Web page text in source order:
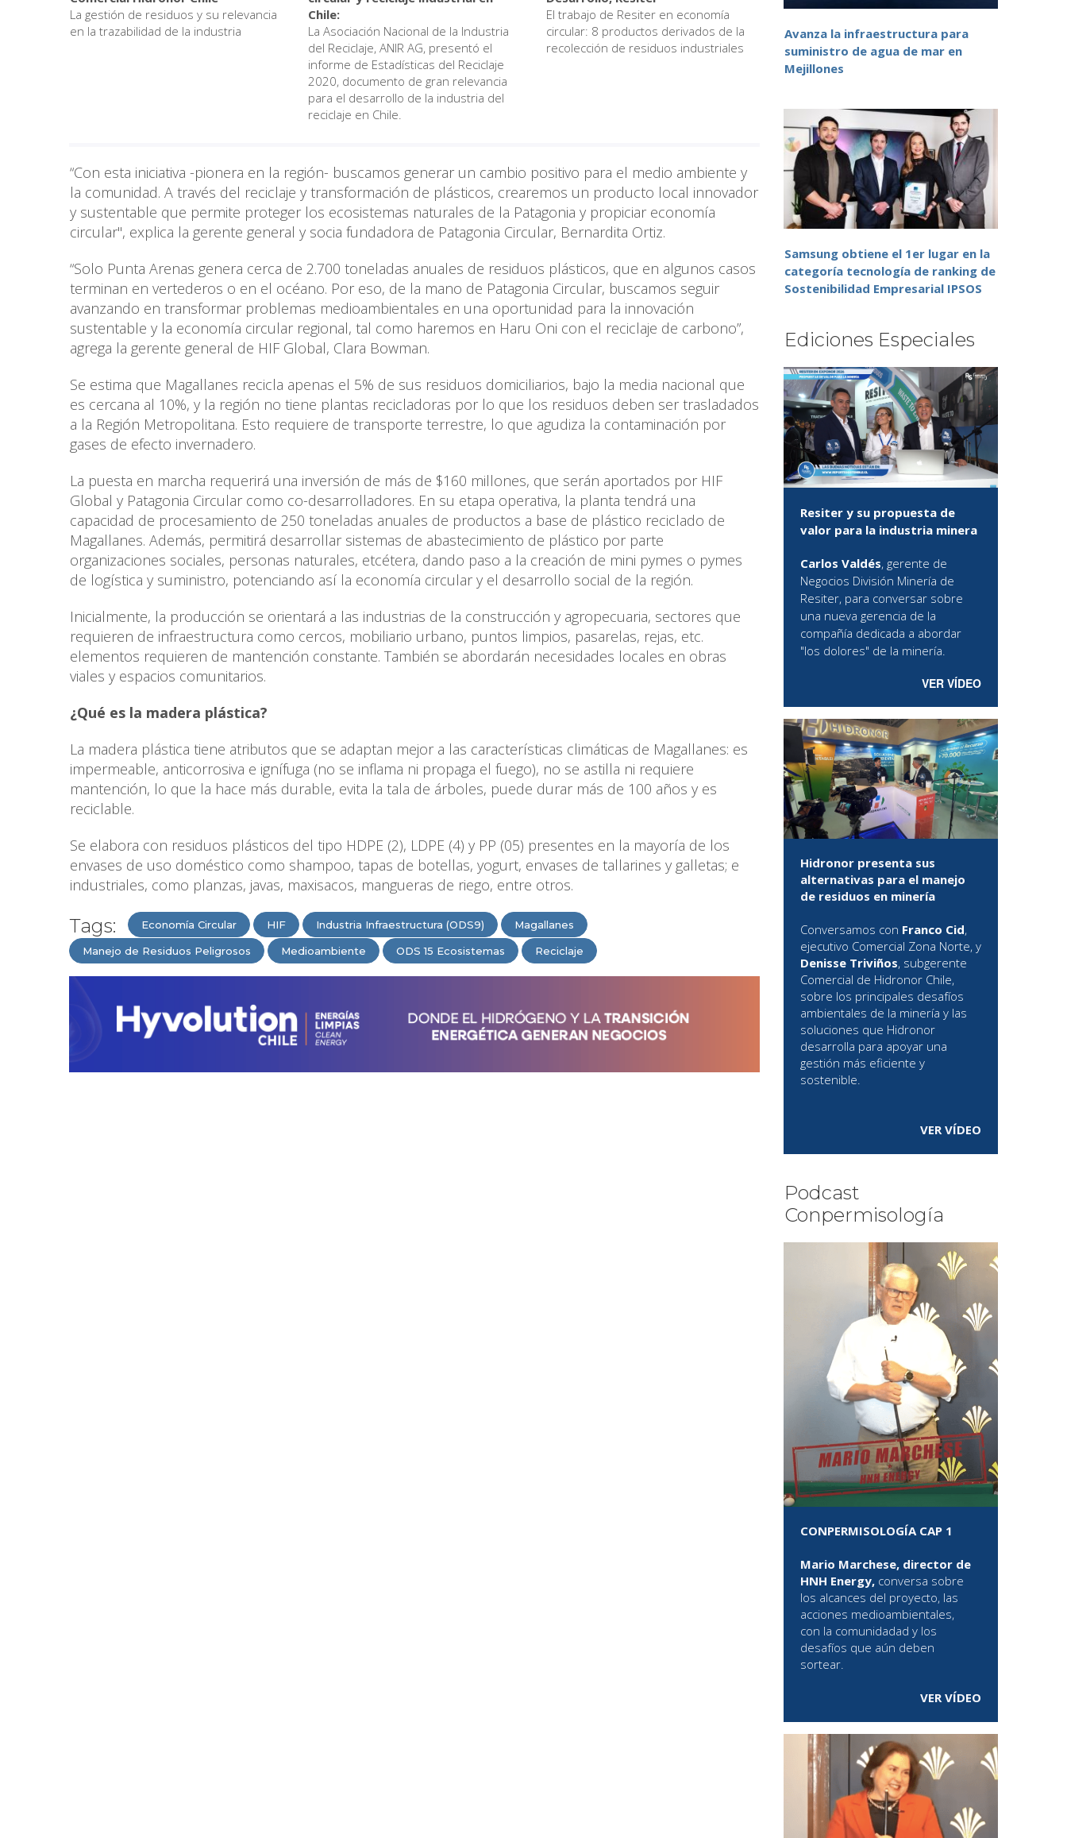
La gestión de residuos y su relevancia
en la trazabilidad de la industria
Chile:
La Asociación Nacional de la Industria
del Reciclaje, ANIR AG, presentó el
informe de Estadísticas del Reciclaje
2020, documento de gran relevancia
para el desarrollo de la industria del
reciclaje en Chile.
El trabajo de Resiter en economía
circular: 8 productos derivados de la
recolección de residuos industriales
“Con esta iniciativa -pionera en la región- buscamos generar un cambio positivo para el medio ambiente y
la comunidad. A través del reciclaje y transformación de plásticos, crearemos un producto local innovador
y sustentable que permite proteger los ecosistemas naturales de la Patagonia y propiciar economía
circular", explica la gerente general y socia fundadora de Patagonia Circular, Bernardita Ortiz.
“Solo Punta Arenas genera cerca de 2.700 toneladas anuales de residuos plásticos, que en algunos casos
terminan en vertederos o en el océano. Por eso, de la mano de Patagonia Circular, buscamos seguir
avanzando en transformar problemas medioambientales en una oportunidad para la innovación
sustentable y la economía circular regional, tal como haremos en Haru Oni con el reciclaje de carbono”,
agrega la gerente general de HIF Global, Clara Bowman.
Se estima que Magallanes recicla apenas el 5% de sus residuos domiciliarios, bajo la media nacional que
es cercana al 10%, y la región no tiene plantas recicladoras por lo que los residuos deben ser trasladados
a la Región Metropolitana. Esto requiere de transporte terrestre, lo que agudiza la contaminación por
gases de efecto invernadero.
La puesta en marcha requerirá una inversión de más de $160 millones, que serán aportados por HIF
Global y Patagonia Circular como co-desarrolladores. En su etapa operativa, la planta tendrá una
capacidad de procesamiento de 250 toneladas anuales de productos a base de plástico reciclado de
Magallanes. Además, permitirá desarrollar sistemas de abastecimiento de plástico por parte
organizaciones sociales, personas naturales, etcétera, dando paso a la creación de mini pymes o pymes
de logística y suministro, potenciando así la economía circular y el desarrollo social de la región.
Inicialmente, la producción se orientará a las industrias de la construcción y agropecuaria, sectores que
requieren de infraestructura como cercos, mobiliario urbano, puntos limpios, pasarelas, rejas, etc.
elementos requieren de mantención constante. También se abordarán necesidades locales en obras
viales y espacios comunitarios.
¿Qué es la madera plástica?
La madera plástica tiene atributos que se adaptan mejor a las características climáticas de Magallanes: es
impermeable, anticorrosiva e ignífuga (no se inflama ni propaga el fuego), no se astilla ni requiere
mantención, lo que la hace más durable, evita la tala de árboles, puede durar más de 100 años y es
reciclable.
Se elabora con residuos plásticos del tipo HDPE (2), LDPE (4) y PP (05) presentes en la mayoría de los
envases de uso doméstico como shampoo, tapas de botellas, yogurt, envases de tallarines y galletas; e
industriales, como planzas, javas, maxisacos, mangueras de riego, entre otros.
Tags: Economía Circular HIF Industria Infraestructura (ODS9) Magallanes
Manejo de Residuos Peligrosos Medioambiente ODS 15 Ecosistemas Reciclaje
Avanza la infraestructura para
suministro de agua de mar en
Mejillones
Samsung obtiene el 1er lugar en la
categoría tecnología de ranking de
Sostenibilidad Empresarial IPSOS
Ediciones Especiales
Resiter y su propuesta de
valor para la industria minera
Carlos Valdés, gerente de
Negocios División Minería de
Resiter, para conversar sobre
una nueva gerencia de la
compañía dedicada a abordar
"los dolores" de la minería.
VER VÍDEO
Hidronor presenta sus
alternativas para el manejo
de residuos en minería
Conversamos con Franco Cid,
ejecutivo Comercial Zona Norte, y
Denisse Triviños, subgerente
Comercial de Hidronor Chile,
sobre los principales desafíos
ambientales de la minería y las
soluciones que Hidronor
desarrolla para apoyar una
gestión más eficiente y
sostenible.
VER VÍDEO
Podcast
Conpermisología
CONPERMISOLOGÍA CAP 1
Mario Marchese, director de
HNH Energy, conversa sobre
los alcances del proyecto, las
acciones medioambientales,
con la comunidadad y los
desafíos que aún deben
sortear.
VER VÍDEO